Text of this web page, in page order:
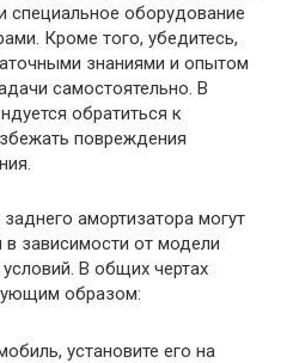
специальное оборудование
Кроме того, убедитесь,
знаниями и опытом
самостоятельно. В
обратиться к
повреждения
амортизатора могут
в зависимости от модели
В общих чертах
образом:
установите его на